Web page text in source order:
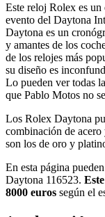
Este reloj Rolex es un
evento del Daytona
Daytona es un
y amantes de los
de los relojes más
su diseño es
Lo pueden ver todas
que Pablo Motos no
Los Rolex Daytona
combinación de
son los de oro y
En esta página
Daytona 116523.
8000 euros según el